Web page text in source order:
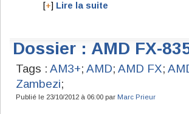
[+] Lire la suite
Dossier : AMD FX-
Tags : AM3+; AMD; AMD FX;
Zambezi;
Publié le 23/10/2012 à 06:00 par Marc Prieur